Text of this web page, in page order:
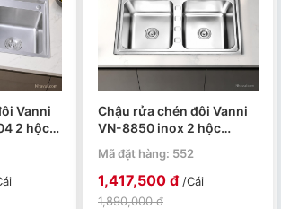
Vanni
2 hộc
Chậu rửa chén đôi Vanni
VN-8850 inox 2 hộc
880x500x230mm
Mã đặt hàng: 552
1,417,500 đ /Cái
1,890,000 đ